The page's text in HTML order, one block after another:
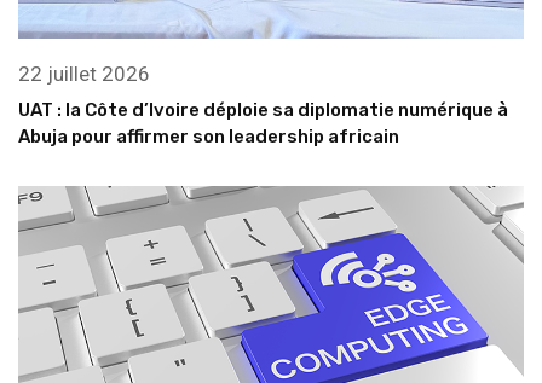
22 juillet 2026
UAT : la Côte d’Ivoire déploie sa diplomatie numérique à
Abuja pour affirmer son leadership africain